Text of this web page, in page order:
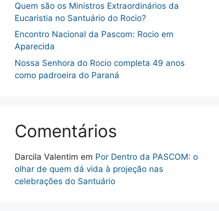
Quem são os Ministros Extraordinários da
Eucaristia no Santuário do Rocio?
Encontro Nacional da Pascom: Rocio em
Aparecida
Nossa Senhora do Rocio completa 49 anos
como padroeira do Paraná
Comentários
Darcila Valentim em Por Dentro da PASCOM: o
olhar de quem dá vida à projeção nas
celebrações do Santuário